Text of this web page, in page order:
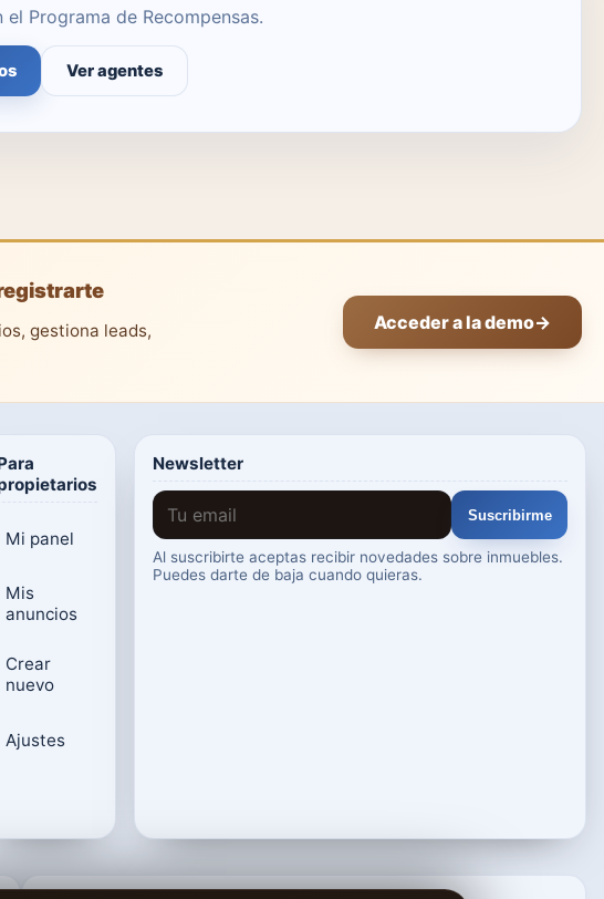
Programa de Recompensas.
Ver agentes
gestiona leads,
Acceder a la demo→
Mi panel
Mis
anuncios
Crear
nuevo
Ajustes
Newsletter
Suscribirme
Al suscribirte aceptas recibir novedades sobre inmuebles.
Puedes darte de baja cuando quieras.